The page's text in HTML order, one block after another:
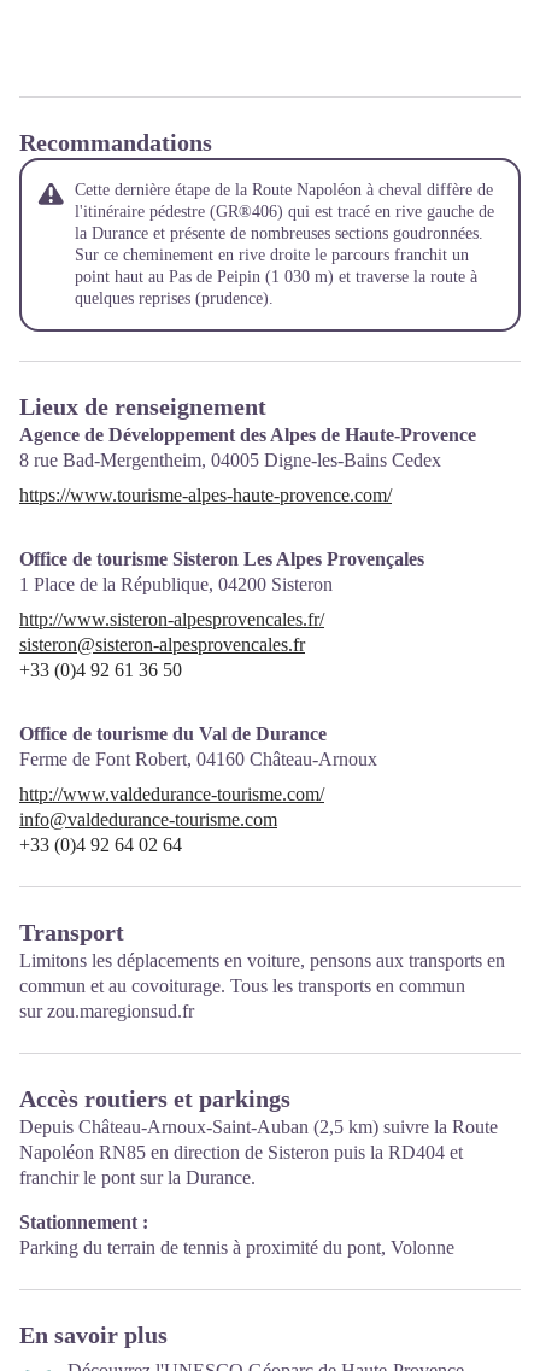
Recommandations
Cette dernière étape de la Route Napoléon à cheval diffère de
l'itinéraire pédestre (GR®406) qui est tracé en rive gauche de
la Durance et présente de nombreuses sections goudronnées.
Sur ce cheminement en rive droite le parcours franchit un
point haut au Pas de Peipin (1 030 m) et traverse la route à
quelques reprises (prudence).
Lieux de renseignement
Agence de Développement des Alpes de Haute-Provence
8 rue Bad-Mergentheim, 04005 Digne-les-Bains Cedex
https://www.tourisme-alpes-haute-provence.com/
Office de tourisme Sisteron Les Alpes Provençales
1 Place de la République, 04200 Sisteron
http://www.sisteron-alpesprovencales.fr/
sisteron@sisteron-alpesprovencales.fr
+33 (0)4 92 61 36 50
Office de tourisme du Val de Durance
Ferme de Font Robert, 04160 Château-Arnoux
http://www.valdedurance-tourisme.com/
info@valdedurance-tourisme.com
+33 (0)4 92 64 02 64
Transport
Limitons les déplacements en voiture, pensons aux transports en
commun et au covoiturage. Tous les transports en commun
surzou.maregionsud.fr
Accès routiers et parkings
Depuis Château-Arnoux-Saint-Auban (2,5 km) suivre la Route
Napoléon RN85 en direction de Sisteron puis la RD404 et
franchir le pont sur la Durance.
Stationnement :
Parking du terrain de tennis à proximité du pont, Volonne
En savoir plus